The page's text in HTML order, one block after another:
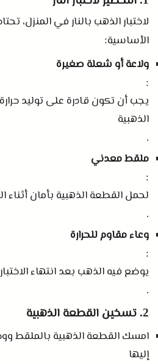
لاختبار الذهب بالنار في المنزل،
الأساسية:
ولاعة أو شعلة صغيرة
:
يجب أن تكون قادرة على توليد حرارة
الذهبية
.
ملقط معدني
:
لحمل القطعة الذهبية بأمان أثناء
.
وعاء مقاوم للحرارة
:
يوضع فيه الذهب بعد انتهاء الاختبار
.
2. تسخين القطعة الذهبية
امسك القطعة الذهبية بالملقط
إليها